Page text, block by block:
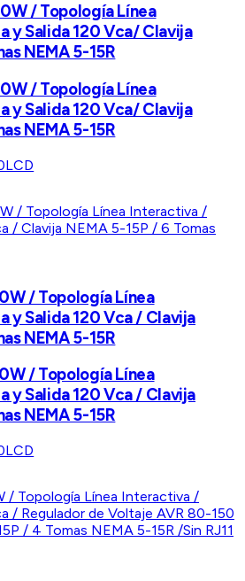
/ Topología Línea
y Salida 120 Vca/ Clavija
NEMA 5-15R
/ Topología Línea
y Salida 120 Vca/ Clavija
NEMA 5-15R
/ Topología Línea
y Salida 120 Vca / Clavija
NEMA 5-15R
/ Topología Línea
y Salida 120 Vca / Clavija
NEMA 5-15R